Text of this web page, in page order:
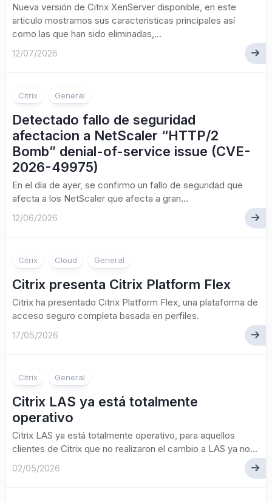
Nueva versión de Citrix XenServer disponible, en este
articulo mostramos sus caracteristicas principales así
como las que han sido eliminadas,...
12/07/2026
Citrix General
Detectado fallo de seguridad
afectacion a NetScaler “HTTP/2
Bomb” denial-of-service issue (CVE-
2026-49975)
En el día de ayer, se confirmo un fallo de seguridad que
afecta a los NetScaler que afecta a gran...
12/06/2026
Citrix Cloud General
Citrix presenta Citrix Platform Flex
Citrix ha presentado Citrix Platform Flex, una plataforma de
acceso seguro completa basada en perfiles.
17/05/2026
Citrix General
Citrix LAS ya está totalmente
operativo
Citrix LAS ya está totalmente operativo, para aquellos
clientes de Citrix que no realizaron el cambio a LAS ya no...
02/05/2026